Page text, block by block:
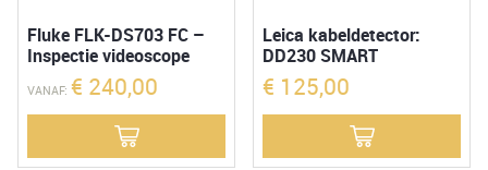
Fluke FLK-DS703 FC –
Inspectie videoscope
VANAF: € 240,00
Leica kabeldetector:
DD230 SMART
€ 125,00